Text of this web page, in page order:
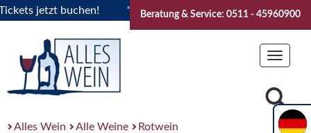
jetzt buchen! "Das Sommerfest 2026" Vive la
Beratung & Service: 0511 - 45960900
Toggle
Alles Wein Alle Weine Rotwein